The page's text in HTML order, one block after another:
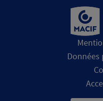
Données